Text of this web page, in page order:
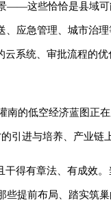
——这些恰恰是县域
应急管理、城市治
系统、审批流程的
的低空经济蓝图正
的引进与培养、产业
得有章法、有成效
提前布局、踏实筑